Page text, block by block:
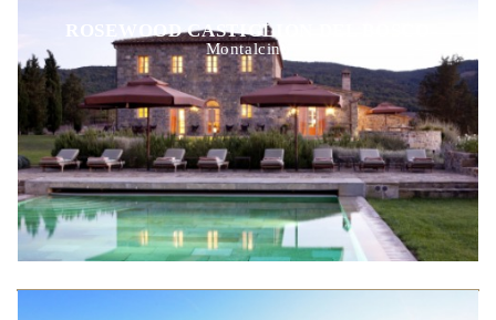
ROSEWOOD CASTIGLION DEL BOSCO
Montalcino